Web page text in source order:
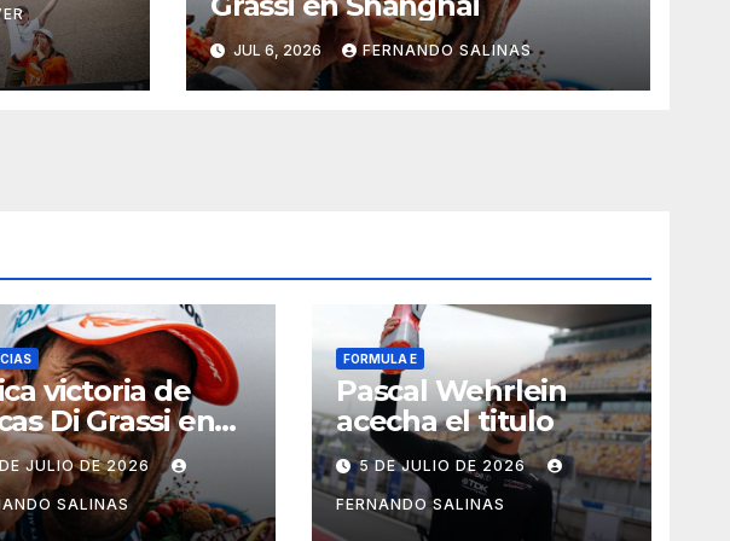
JUL 6, 2026 FERNANDO SALINAS
victoria de
Di Grassi en
JULIO DE 2026
SALINAS
FORMULA E
Pascal Wehrlein
acecha el titulo
5 DE JULIO DE 2026
FERNANDO SALINAS